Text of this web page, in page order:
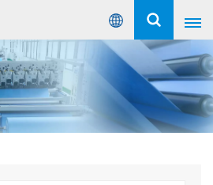
عربي
English
Русский